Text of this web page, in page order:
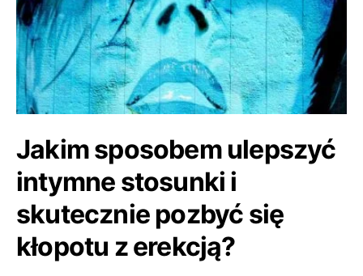
Jakim sposobem ulepszyć
intymne stosunki i
skutecznie pozbyć się
kłopotu z erekcją?